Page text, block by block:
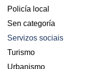
Policía local
Sen categoría
Servizos sociais
Turismo
Urbanismo